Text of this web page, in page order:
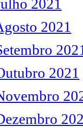
2021
2021
2021